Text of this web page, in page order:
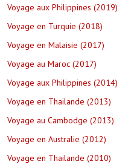
Voyage aux Philippines (2019)
Voyage en Turquie (2018)
Voyage en Malaisie (2017)
Voyage au Maroc (2017)
Voyage aux Philippines (2014)
Voyage en Thailande (2013)
Voyage au Cambodge (2013)
Voyage en Australie (2012)
Voyage en Thailande (2010)